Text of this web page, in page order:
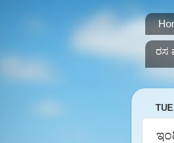
ರಸ